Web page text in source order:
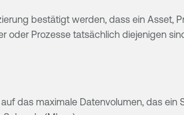
bestätigt werden, dass ein
oder Prozesse tatsächlich diejenigen
das maximale Datenvolumen, das